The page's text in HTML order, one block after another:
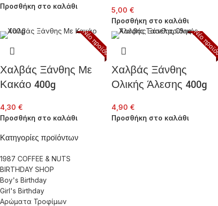
Κατηγορίες προϊόντων
1987 COFFEE & NUTS
BIRTHDAY SHOP
Boy's Birthday
Girl's Birthday
Αρώματα Τροφίμων
Προσθήκη στο καλάθι
5,00 €
Προσθήκη στο καλάθι
Νέο προϊόν
Χαλβάς Ξάνθης Με
Κακάο 400g
4,30 €
Προσθήκη στο καλάθι
Νέο
Χαλβάς Ξάνθης
Ολικής Άλεσης 400g
4,90 €
Προσθήκη στο καλάθι